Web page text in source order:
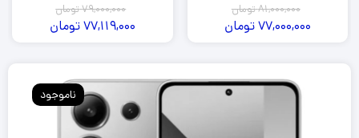
81,000,000تومان
77,000,000تومان
79,000,000تومان
77,119,000تومان
ناموجود